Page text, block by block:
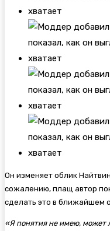
Он изменяет облик
сожалению, плащ автор
сделать это в ближайшем
«Я понятия не имею, может